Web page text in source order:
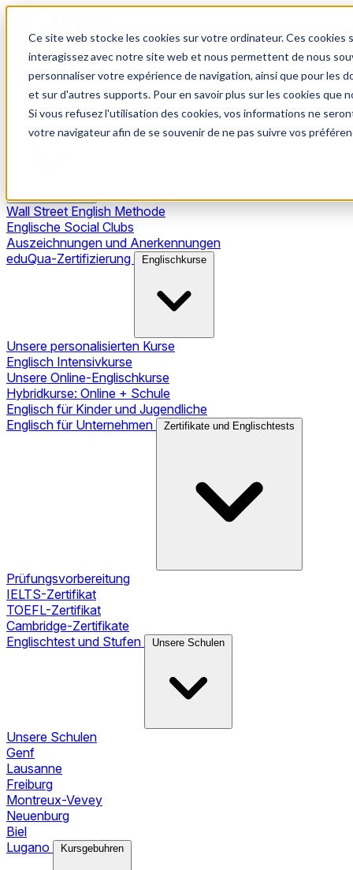
Ce site web stocke les cookies sur votre ordinateur. Ces
interagissez avec notre site web et nous permettent de nous
personnaliser votre expérience de navigation, ainsi que pour les
et sur d'autres supports. Pour en savoir plus sur les cookies
Si vous refusez l'utilisation des cookies, vos informations ne
votre navigateur afin de se souvenir de ne pas suivre vos
Unsere Methode
Wall Street English Methode
Englische Social Clubs
Auszeichnungen und Anerkennungen
eduQua-Zertifizierung
Englischkurse
Unsere personalisierten Kurse
Englisch Intensivkurse
Unsere Online-Englischkurse
Hybridkurse: Online + Schule
Englisch für Kinder und Jugendliche
Englisch für Unternehmen
Zertifikate und Englischtests
Prüfungsvorbereitung
IELTS-Zertifikat
TOEFL-Zertifikat
Cambridge-Zertifikate
Englischtest und Stufen
Unsere Schulen
Unsere Schulen
Genf
Lausanne
Freiburg
Montreux-Vevey
Neuenburg
Biel
Lugano
Kursgebuhren